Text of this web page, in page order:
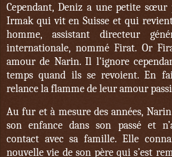
Cependant, Deniz a une petite sœur
Irmak qui vit en Suisse et qui
homme, assistant directeur
internationale, nommé Firat. Or
amour de Narin. Il l'ignore
temps quand ils se revoient. En
relance la flamme de leur amour
Au fur et à mesure des années,
son enfance dans son passé et
contact avec sa famille. Elle
nouvelle vie de son père qui s’est